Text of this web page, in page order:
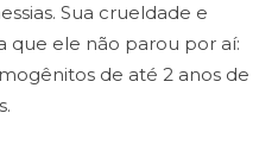
Sua crueldade e
que ele não parou por aí:
de até 2 anos de